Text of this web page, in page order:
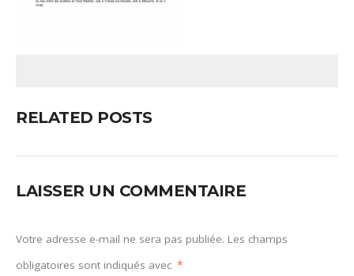
RELATED POSTS
LAISSER UN COMMENTAIRE
Votre adresse e-mail ne sera pas publiée. Les champs
obligatoires sont indiqués avec *